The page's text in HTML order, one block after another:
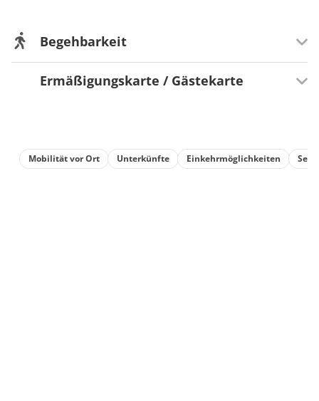
Begehbarkeit
Wegeigenschaft
Ermäßigungskarte / Gästekarte
Mobilität vor Ort Unterkünfte Einkehrmöglichkeiten